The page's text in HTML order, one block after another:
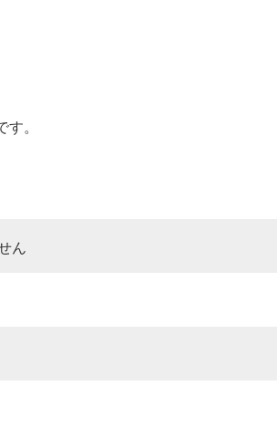
。
ん